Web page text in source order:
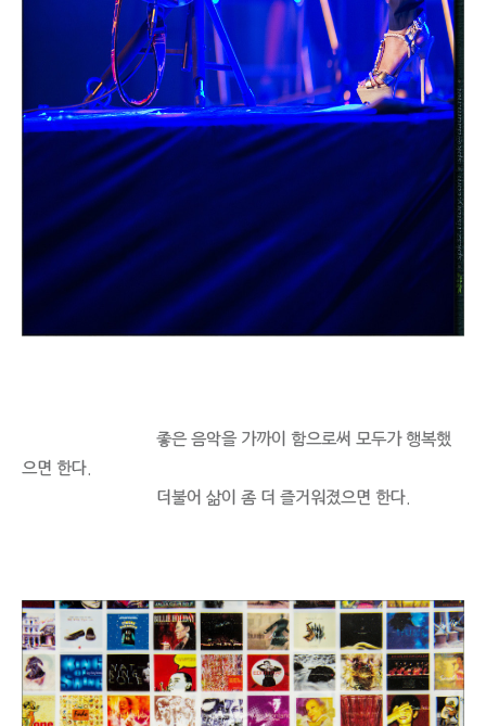
좋은 음악을 가까이 함으로써 모두가 행복했
으면 한다.
더불어 삶이 좀 더 즐거워졌으면 한다.